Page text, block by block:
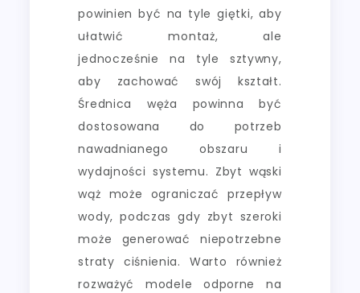
powinien być na tyle giętki, aby
ułatwić montaż, ale
jednocześnie na tyle sztywny,
aby zachować swój kształt.
Średnica węża powinna być
dostosowana do potrzeb
nawadnianego obszaru i
wydajności systemu. Zbyt wąski
wąż może ograniczać przepływ
wody, podczas gdy zbyt szeroki
może generować niepotrzebne
straty ciśnienia. Warto również
rozważyć modele odporne na